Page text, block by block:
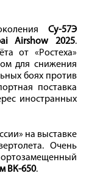
Су-57Э
Airshow 2025.
от «Ростеха»
для снижения
боях против
поставка
иностранных
на выставке
Очень
ВК-650.